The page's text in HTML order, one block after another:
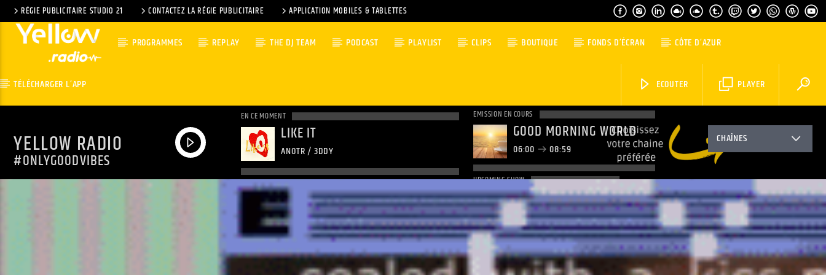
RÉGIE PUBLICITAIRE STUDIO 21 CONTACTEZ LA RÉGIE PUBLICITAIRE APPLICATION MOBILES & TABLETTES
PROGRAMMES REPLAY THE DJ TEAM PODCAST PLAYLIST CLIPS BOUTIQUE FONDS D’ÉCRAN CÔTE D’AZUR
TÉLÉCHARGER L’APP PLAYER
ECOUTER
YELLOW RADIO
#ONLYGOODVIBES
EN CE MOMENT
LIKE IT
ANOTR / 3DDY
EMISSION EN COURS
GOOD MORNING WORLD
06:00 08:59
UPCOMING SHOW
NON-STOP MUSIC
09:00 11:59
CHAÎNES